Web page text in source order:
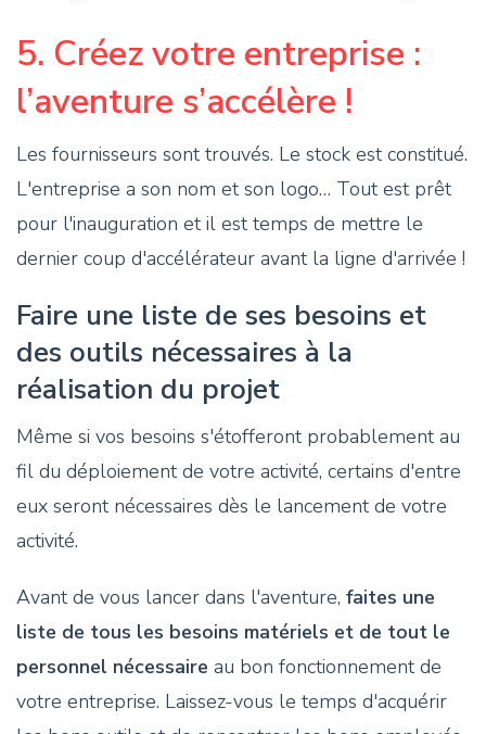
5. Créez votre entreprise :
l’aventure s’accélère !
Les fournisseurs sont trouvés. Le stock est constitué.
L'entreprise a son nom et son logo… Tout est prêt
pour l'inauguration et il est temps de mettre le
dernier coup d'accélérateur avant la ligne d'arrivée !
Faire une liste de ses besoins et
des outils nécessaires à la
réalisation du projet
Même si vos besoins s'étofferont probablement au
fil du déploiement de votre activité, certains d'entre
eux seront nécessaires dès le lancement de votre
activité.
Avant de vous lancer dans l'aventure, faites une
liste de tous les besoins matériels et de tout le
personnel nécessaire au bon fonctionnement de
votre entreprise. Laissez-vous le temps d'acquérir